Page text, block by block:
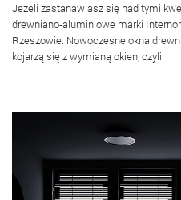
Jeżeli zastanawiasz się nad tymi
drewniano-aluminiowe marki
Rzeszowie. Nowoczesne okna
kojarzą się z wymianą okien, czyli